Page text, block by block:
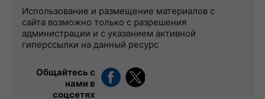
Использование и размещение материалов с
сайта возможно только с разрешения
администрации и с указанием активной
гиперссылки на данный ресурс
Общайтесь с
нами в
соцсетях